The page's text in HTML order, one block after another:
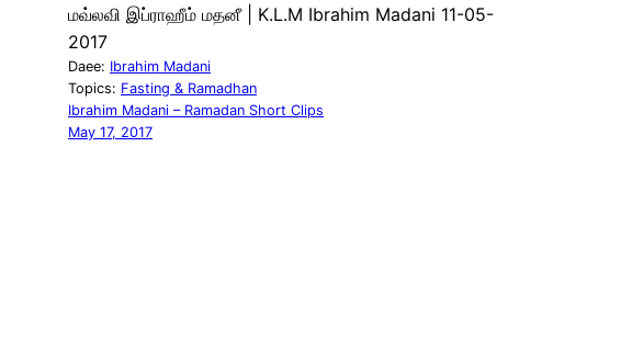
மவ்லவி இப்ராஹீம் மதனீ | K.L.M Ibrahim Madani 11-05-
2017
Daee: Ibrahim Madani
Topics: Fasting & Ramadhan
Ibrahim Madani – Ramadan Short Clips
May 17, 2017